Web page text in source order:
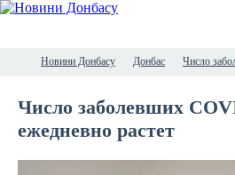
Новини Донбасу Донбас Число
Число заболевших
ежедневно растет